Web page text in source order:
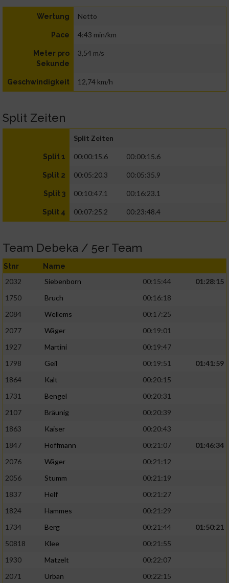
Wertung Netto
Pace 4:43 min/km
Meter pro
Sekunde
3,54 m/s
Geschwindigkeit 12,74 km/h
Split Zeiten
Split Zeiten
Split 1 00:00:15.6 00:00:15.6
Split 2 00:05:20.3 00:05:35.9
Split 3 00:10:47.1 00:16:23.1
Split 4 00:07:25.2 00:23:48.4
Team Debeka / 5er Team
Stnr Name
2032 Siebenborn 00:15:44
01:28:15
1750
Bruch
00:16:18
2084
Wellems
00:17:25
2077
Wäger
00:19:01
1927
Martini
00:19:47
1798
Geil 00:19:51
01:41:59
1864
Kalt
00:20:15
1731
Bengel
00:20:31
2107
Bräunig
00:20:39
1863
Kaiser
00:20:43
1847
Hoffmann 00:21:07
01:46:34
2076
Wäger
00:21:12
2056
Stumm
00:21:19
1837
Helf
00:21:27
1824
Hammes
00:21:29
1734
Berg 00:21:44
01:50:21
50818
Klee
00:21:55
1930
Matzelt
00:22:07
2071
Urban
00:22:15